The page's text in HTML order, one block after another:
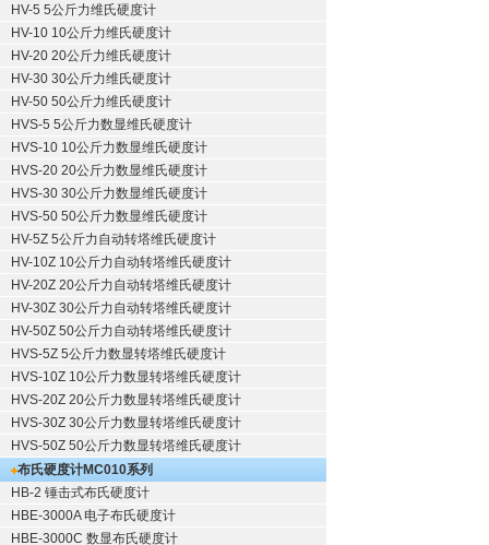
HV-5 5公斤力维氏硬度计
HV-10 10公斤力维氏硬度计
HV-20 20公斤力维氏硬度计
HV-30 30公斤力维氏硬度计
HV-50 50公斤力维氏硬度计
HVS-5 5公斤力数显维氏硬度计
HVS-10 10公斤力数显维氏硬度计
HVS-20 20公斤力数显维氏硬度计
HVS-30 30公斤力数显维氏硬度计
HVS-50 50公斤力数显维氏硬度计
HV-5Z 5公斤力自动转塔维氏硬度计
HV-10Z 10公斤力自动转塔维氏硬度计
HV-20Z 20公斤力自动转塔维氏硬度计
HV-30Z 30公斤力自动转塔维氏硬度计
HV-50Z 50公斤力自动转塔维氏硬度计
HVS-5Z 5公斤力数显转塔维氏硬度计
HVS-10Z 10公斤力数显转塔维氏硬度计
HVS-20Z 20公斤力数显转塔维氏硬度计
HVS-30Z 30公斤力数显转塔维氏硬度计
HVS-50Z 50公斤力数显转塔维氏硬度计
布氏硬度计MC010系列
HB-2 锤击式布氏硬度计
HBE-3000A 电子布氏硬度计
HBE-3000C 数显布氏硬度计